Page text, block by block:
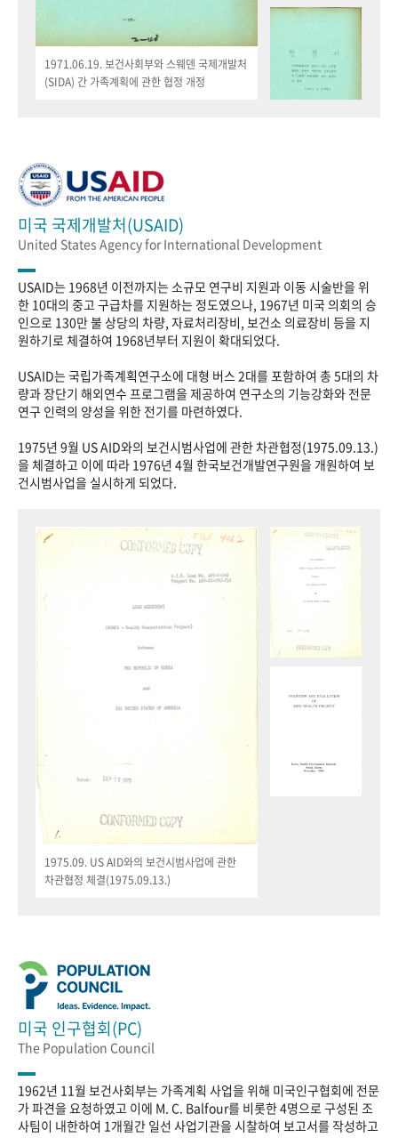
1971.06.19. 보건사회부와 스웨덴 국제개발처
(SIDA) 간 가족계획에 관한 협정 개정
미국 국제개발처(USAID)
United States Agency for International Development
USAID는 1968년 이전까지는 소규모 연구비 지원과 이동 시술반을 위
한 10대의 중고 구급차를 지원하는 정도였으나, 1967년 미국 의회의 승
인으로 130만 불 상당의 차량, 자료처리장비, 보건소 의료장비 등을 지
원하기로 체결하여 1968년부터 지원이 확대되었다.
USAID는 국립가족계획연구소에 대형 버스 2대를 포함하여 총 5대의 차
량과 장단기 해외연수 프로그램을 제공하여 연구소의 기능강화와 전문
연구 인력의 양성을 위한 전기를 마련하였다.
1975년 9월 US AID와의 보건시범사업에 관한 차관협정(1975.09.13.)
을 체결하고 이에 따라 1976년 4월 한국보건개발연구원을 개원하여 보
건시범사업을 실시하게 되었다.
1975.09. US AID와의 보건시범사업에 관한
차관협정 체결(1975.09.13.)
미국 인구협회(PC)
The Population Council
1962년 11월 보건사회부는 가족계획 사업을 위해 미국인구협회에 전문
가 파견을 요청하였고 이에 M. C. Balfour를 비롯한 4명으로 구성된 조
사팀이 내한하여 1개월간 일선 사업기관을 시찰하여 보고서를 작성하고